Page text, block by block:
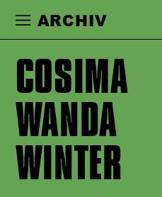
Zur Hauptnavigation
ARCHIV
COSIMA
WANDA
WINTER